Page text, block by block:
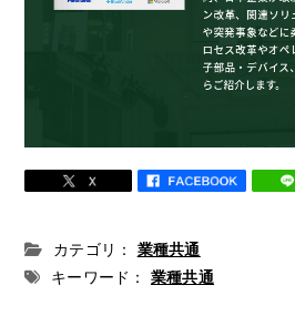
カテゴリ：
業種共通
キーワード：
業種共通